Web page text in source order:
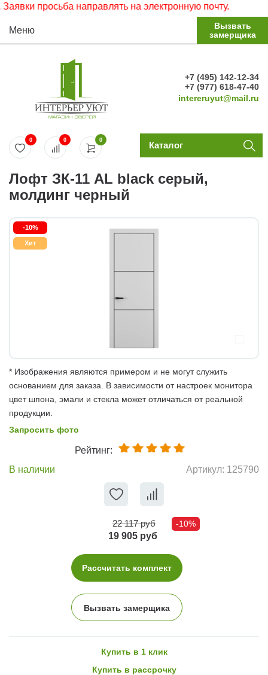
просьба направлять на электронную почту.
Меню
Вызвать
замерщика
+7 (495) 142-12-34
+7 (977) 618-47-40
intereruyut@mail.ru
0
0 0 Каталог
Лофт ЗК-11 AL black серый,
молдинг черный
-10%
Хит
* Изображения являются примером и не могут служить
основанием для заказа. В зависимости от настроек монитора
цвет шпона, эмали и стекла может отличаться от реальной
продукции.
Запросить фото
Рейтинг:
В наличии
Артикул: 125790
22 117 руб -10%
19 905 руб
Рассчитать комплект
Вызвать замерщика
Купить в 1 клик
Купить в рассрочку